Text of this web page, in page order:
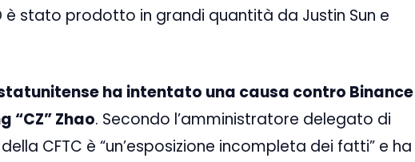
è stato prodotto in grandi quantità da Justin Sun e
ha intentato una causa contro Binance
“CZ” Zhao. Secondo l’amministratore delegato di
CFTC è “un’esposizione incompleta dei fatti” e ha